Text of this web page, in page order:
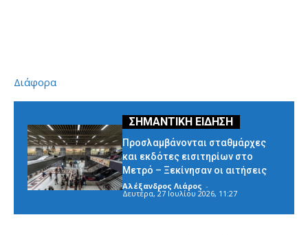
Διάφορα
Προσλαμβάνονται σταθμάρχες
και εκδότες εισιτηρίων στο
Μετρό – Ξεκίνησαν οι αιτήσεις
Αλέξανδρος Λιάρος -
Δευτέρα, 27 Ιουλίου 2026, 11:27